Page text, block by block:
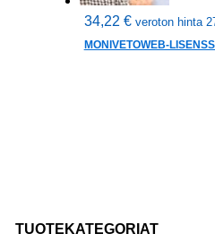
TUOTEKATEGORIAT
34,22 € veroton hinta
MONIVETOWEB-